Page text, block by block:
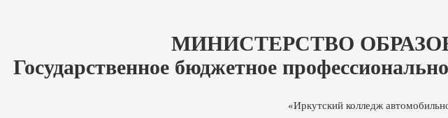
МИНИСТЕРСТВО
Государственное бюджетное
«Иркутский колледж